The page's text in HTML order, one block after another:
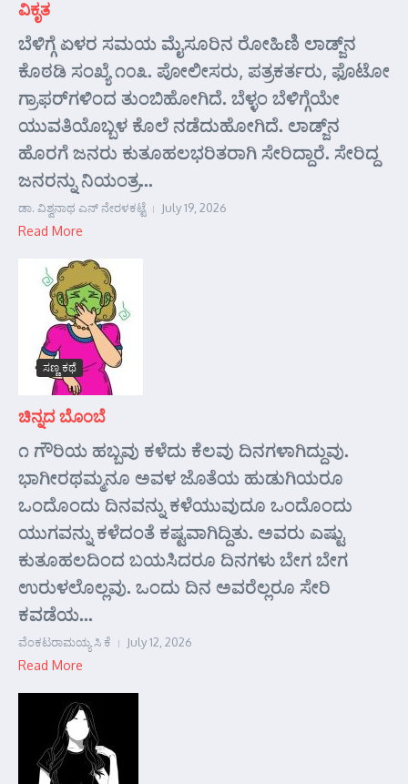
ವಿಕೃತ
ಬೆಳಿಗ್ಗೆ ಏಳರ ಸಮಯ ಮೈಸೂರಿನ ರೋಹಿಣಿ ಲಾಡ್ಜ್‌ನ
ಕೊಠಡಿ ಸಂಖ್ಯೆ ೧೦೩. ಪೋಲೀಸರು, ಪತ್ರಕರ್ತರು, ಫೊಟೋ
ಗ್ರಾಫರ್‌ಗಳಿಂದ ತುಂಬಿಹೋಗಿದೆ. ಬೆಳ್ಳಂ ಬೆಳಿಗ್ಗೆಯೇ
ಯುವತಿಯೊಬ್ಬಳ ಕೊಲೆ ನಡೆದುಹೋಗಿದೆ. ಲಾಡ್ಜ್‌ನ
ಹೊರಗೆ ಜನರು ಕುತೂಹಲಭರಿತರಾಗಿ ಸೇರಿದ್ದಾರೆ. ಸೇರಿದ್ದ
ಜನರನ್ನು ನಿಯಂತ್ರ...
ಡಾ. ವಿಶ್ವನಾಥ ಎನ್ ನೇರಳಕಟ್ಟೆ July 19, 2026
Read More
ಸಣ್ಣ ಕಥೆ
ಚಿನ್ನದ ಬೊಂಬೆ
೧ ಗೌರಿಯ ಹಬ್ಬವು ಕಳೆದು ಕೆಲವು ದಿನಗಳಾಗಿದ್ದುವು.
ಭಾಗೀರಥಮ್ಮನೂ ಅವಳ ಜೊತೆಯ ಹುಡುಗಿಯರೂ
ಒಂದೊಂದು ದಿನವನ್ನು ಕಳೆಯುವುದೂ ಒಂದೊಂದು
ಯುಗವನ್ನು ಕಳೆದಂತೆ ಕಷ್ಟವಾಗಿದ್ದಿತು. ಅವರು ಎಷ್ಟು
ಕುತೂಹಲದಿಂದ ಬಯಸಿದರೂ ದಿನಗಳು ಬೇಗ ಬೇಗ
ಉರುಳಲೊಲ್ಲವು. ಒಂದು ದಿನ ಅವರೆಲ್ಲರೂ ಸೇರಿ
ಕವಡೆಯ...
ವೆಂಕಟರಾಮಯ್ಯ ಸಿ ಕೆ July 12, 2026
Read More